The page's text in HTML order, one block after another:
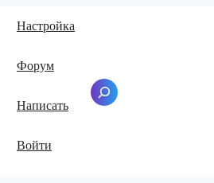
Настройка
Форум
Написать
Войти
Поиск